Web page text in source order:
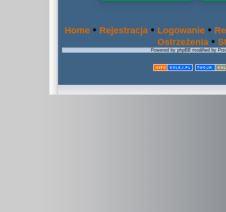
Home • Rejestracja • Logowanie •
Ostrzeżenia •
Powered by phpBB modified by